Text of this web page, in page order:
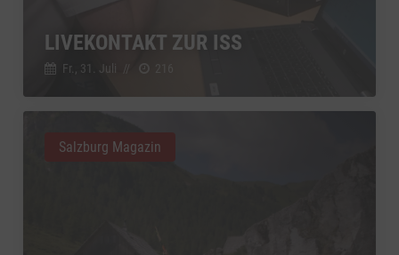
LIVEKONTAKT ZUR ISS
Fr., 31. Juli //
Salzburg Magazin